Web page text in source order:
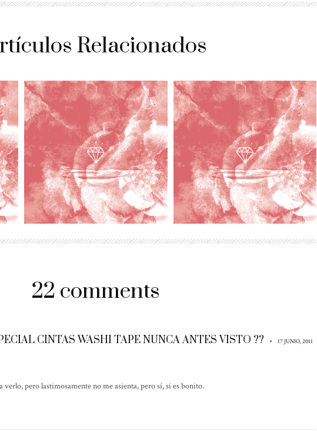
Relacionados
22 comments
CINTAS WASHI TAPE NUNCA ANTES VISTO ?? • 17 JUNIO, 2011
verlo, pero lastimosamente no me asienta, pero sí, si es bonito.